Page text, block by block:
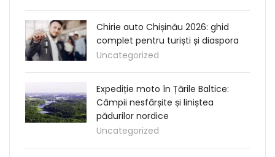
Chirie auto Chișinău 2026: ghid
complet pentru turiști și diaspora
Uncategorized
Expediție moto în Țările Baltice:
Câmpii nesfârșite și liniștea
pădurilor nordice
Uncategorized